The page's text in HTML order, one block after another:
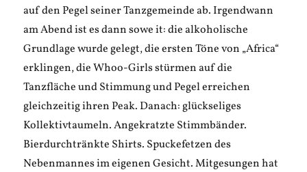
auf den Pegel seiner Tanzgemeinde ab. Irgendwann
am Abend ist es dann sowe it: die alkoholische
Grundlage wurde gelegt, die ersten Töne von „Africa“
erklingen, die Whoo-Girls stürmen auf die
Tanzfläche und Stimmung und Pegel erreichen
gleichzeitig ihren Peak. Danach: glückseliges
Kollektivtaumeln. Angekratzte Stimmbänder.
Bierdurchtränkte Shirts. Spuckefetzen des
Nebenmannes im eigenen Gesicht. Mitgesungen hat